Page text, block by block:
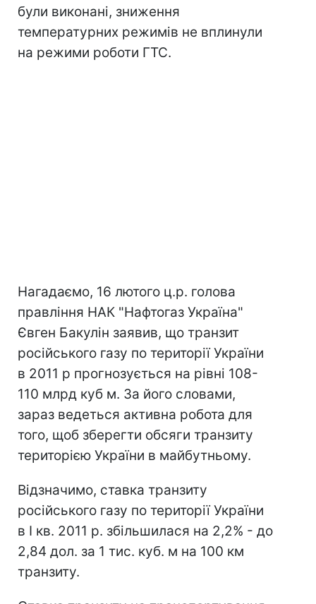
були виконані, зниження
температурних режимів не вплинули
на режими роботи ГТС.
Нагадаємо, 16 лютого ц.р. голова
правління НАК "Нафтогаз Україна"
Євген Бакулін заявив, що транзит
російського газу по території України
в 2011 р прогнозується на рівні 108-
110 млрд куб м. За його словами,
зараз ведеться активна робота для
того, щоб зберегти обсяги транзиту
територією України в майбутньому.
Відзначимо, ставка транзиту
російського газу по території України
в І кв. 2011 р. збільшилася на 2,2% - до
2,84 дол. за 1 тис. куб. м на 100 км
транзиту.